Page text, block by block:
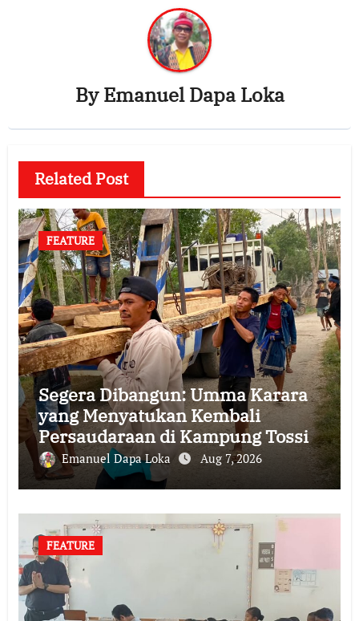
ByEmanuel Dapa Loka
Related Post
FEATURE
Segera Dibangun: Umma Karara
yang Menyatukan Kembali
Persaudaraan di Kampung Tossi
Emanuel Dapa Loka Aug 7, 2026
FEATURE